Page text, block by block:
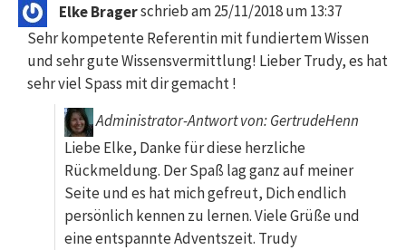
Elke Bragerschrieb am25/11/2018um13:37
Sehr kompetente Referentin mit fundiertem Wissen
und sehr gute Wissensvermittlung! Lieber Trudy, es hat
sehr viel Spass mit dir gemacht !
Administrator-Antwort von: GertrudeHenn
Liebe Elke, Danke für diese herzliche
Rückmeldung. Der Spaß lag ganz auf meiner
Seite und es hat mich gefreut, Dich endlich
persönlich kennen zu lernen. Viele Grüße und
eine entspannte Adventszeit. Trudy